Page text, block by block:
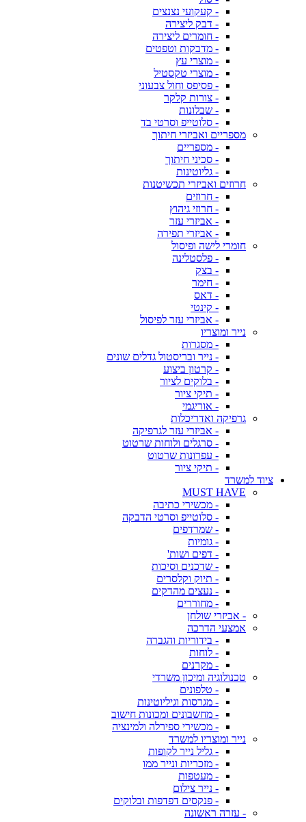
- קעקועי נצנצים
- דבק ליצירה
- חומרים ליצירה
- מדבקות וטפטים
- מוצרי עץ
- מוצרי טקסטיל
- פסיפס וחול צבעוני
- צורות קלקר
- שבלונות
- סלוטייפ וסרטי בד
מספריים ואביזרי חיתוך
- מספריים
- סכיני חיתוך
- גליוטינות
חרוזים ואביזרי תכשיטנות
- חרוזים
- חרוזי גיהוץ
- אביזרי עזר
- אביזרי תפירה
חומרי לישה ופיסול
- פלסטלינה
- בצק
- חימר
- דאס
- קינטי
- אביזרי עזר לפיסול
נייר ומוצריו
- מסגרות
- נייר ובריסטול גדלים שונים
- קרטון ביצוע
- בלוקים לציור
- תיקי ציור
- אוריגמי
גרפיקה ואדריכלות
- אביזרי עזר לגרפיקה
- סרגלים ולוחות שרטוט
- עפרונות שרטוט
- תיקי ציור
ציוד למשרד
MUST HAVE
- מכשירי כתיבה
- סלוטייפ וסרטי הדבקה
- שמרדפים
- גומיות
- דפים ושות'
- שדכנים וסיכות
- תיוק וקלסרים
- נעצים מהדקים
- מחוררים
- אביזרי שולחן
אמצעי הדרכה
- בידוריות והגברה
- לוחות
- מקרנים
טכנולוגיה ומיכון משרדי
- טלפונים
- מגרסות וגיליוטינות
- מחשבונים ומכונות חישוב
- מכשירי ספירלה ולמינציה
נייר ומוצריו למשרד
- גליל נייר לקופות
- מזכריות ונייר ממו
- מעטפות
- נייר צילום
- פנקסים דפדפות ובלוקים
- עזרה ראשונה